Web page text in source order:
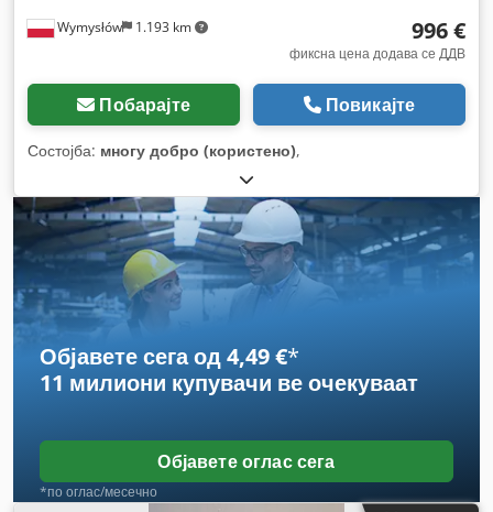
Wymysłów 1.193 km 996 €
фиксна цена додава се ДДВ
Побарајте Повикајте
Состојба: многу добро (користено),
Објавете сега од 4,49 €*
11 милиони купувачи ве очекуваат
Објавете оглас сега
*по оглас/месечно